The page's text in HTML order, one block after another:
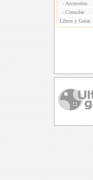
- Accesorios
- Consolas
Libros y Guias